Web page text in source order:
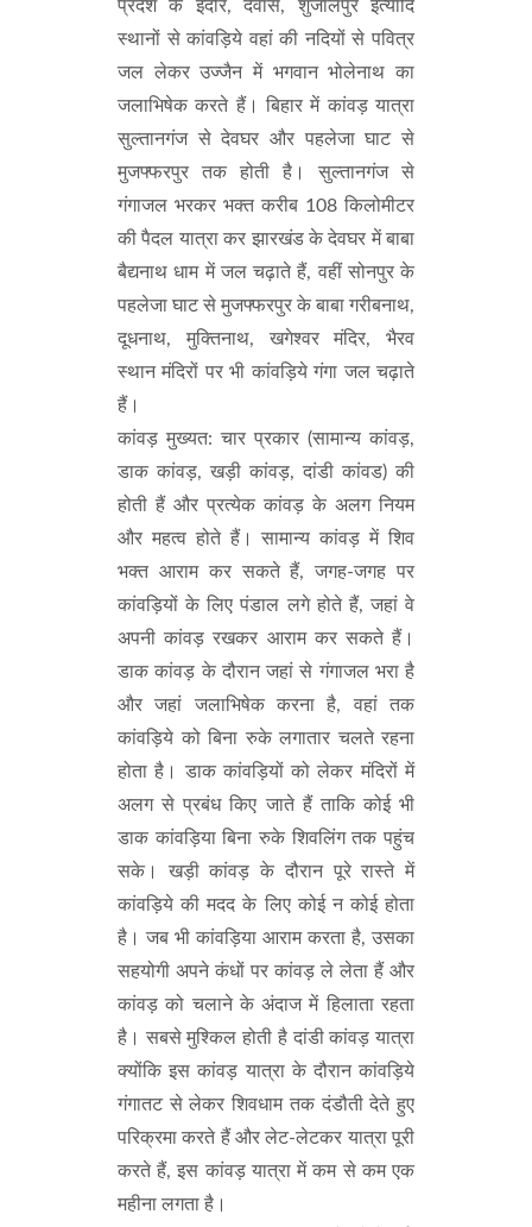
प्रदेश के इंदौर, देवास, शुजालपुर इत्यादि
स्थानों से कांवड़िये वहां की नदियों से पवित्र
जल लेकर उज्जैन में भगवान भोलेनाथ का
जलाभिषेक करते हैं। बिहार में कांवड़ यात्रा
सुल्तानगंज से देवघर और पहलेजा घाट से
मुजफ्फरपुर तक होती है। सुल्तानगंज से
गंगाजल भरकर भक्त करीब 108 किलोमीटर
की पैदल यात्रा कर झारखंड के देवघर में बाबा
बैद्यनाथ धाम में जल चढ़ाते हैं, वहीं सोनपुर के
पहलेजा घाट से मुजफ्फरपुर के बाबा गरीबनाथ,
दूधनाथ, मुक्तिनाथ, खगेश्वर मंदिर, भैरव
स्थान मंदिरों पर भी कांवड़िये गंगा जल चढ़ाते
हैं।
कांवड़ मुख्यत: चार प्रकार (सामान्य कांवड़,
डाक कांवड़, खड़ी कांवड़, दांडी कांवड) की
होती हैं और प्रत्येक कांवड़ के अलग नियम
और महत्व होते हैं। सामान्य कांवड़ में शिव
भक्त आराम कर सकते हैं, जगह-जगह पर
कांवड़ियों के लिए पंडाल लगे होते हैं, जहां वे
अपनी कांवड़ रखकर आराम कर सकते हैं।
डाक कांवड़ के दौरान जहां से गंगाजल भरा है
और जहां जलाभिषेक करना है, वहां तक
कांवड़िये को बिना रुके लगातार चलते रहना
होता है। डाक कांवड़ियों को लेकर मंदिरों में
अलग से प्रबंध किए जाते हैं ताकि कोई भी
डाक कांवड़िया बिना रुके शिवलिंग तक पहुंच
सके। खड़ी कांवड़ के दौरान पूरे रास्ते में
कांवड़िये की मदद के लिए कोई न कोई होता
है। जब भी कांवड़िया आराम करता है, उसका
सहयोगी अपने कंधों पर कांवड़ ले लेता हैं और
कांवड़ को चलाने के अंदाज में हिलाता रहता
है। सबसे मुश्किल होती है दांडी कांवड़ यात्रा
क्योंकि इस कांवड़ यात्रा के दौरान कांवड़िये
गंगातट से लेकर शिवधाम तक दंडौती देते हुए
परिक्रमा करते हैं और लेट-लेटकर यात्रा पूरी
करते हैं, इस कांवड़ यात्रा में कम से कम एक
महीना लगता है।